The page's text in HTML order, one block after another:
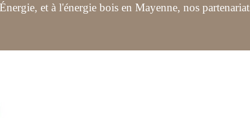
et à l'énergie bois en Mayenne, nos